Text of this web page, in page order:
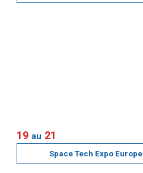
19 au 21
Space Tech Expo Europe